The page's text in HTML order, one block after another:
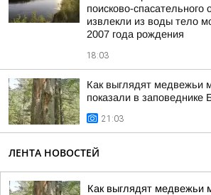
поисково-
извлекли из воды тело
2007 года рождения
18:03
Как выглядят медвежьи
показали в заповеднике
21:03
ЛЕНТА НОВОСТЕЙ
Как выглядят медвежьи